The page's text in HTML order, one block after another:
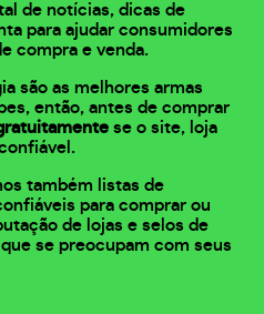
de notícias, dicas de
para ajudar consumidores
compra e venda.
são as melhores armas
então, antes de comprar
se o site, loja
também listas de
para comprar ou
de lojas e selos de
se preocupam com seus